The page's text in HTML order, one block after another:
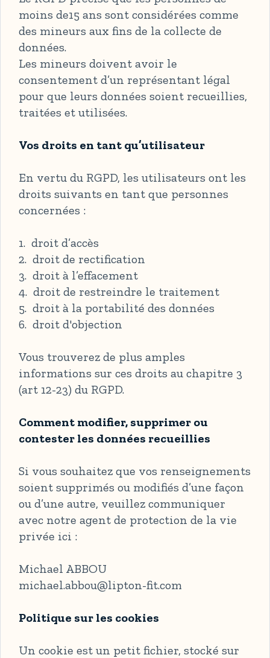
moins de15 ans sont considérées comme
des mineurs aux fins de la collecte de
données.
Les mineurs doivent avoir le
consentement d’un représentant légal
pour que leurs données soient recueillies,
traitées et utilisées.
Vos droits en tant qu’utilisateur
En vertu du RGPD, les utilisateurs ont les
droits suivants en tant que personnes
concernées :
1. droit d’accès
2. droit de rectification
3. droit à l’effacement
4. droit de restreindre le traitement
5. droit à la portabilité des données
6. droit d'objection
Vous trouverez de plus amples
informations sur ces droits au chapitre 3
(art 12-23) du RGPD.
Comment modifier, supprimer ou
contester les données recueillies
Si vous souhaitez que vos renseignements
soient supprimés ou modifiés d’une façon
ou d’une autre, veuillez communiquer
avec notre agent de protection de la vie
privée ici :
Michael ABBOU
michael.abbou@lipton-fit.com
Politique sur les cookies
Un cookie est un petit fichier, stocké sur